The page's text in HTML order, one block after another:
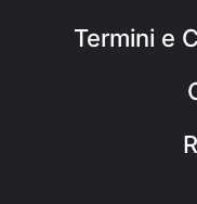
Termini e